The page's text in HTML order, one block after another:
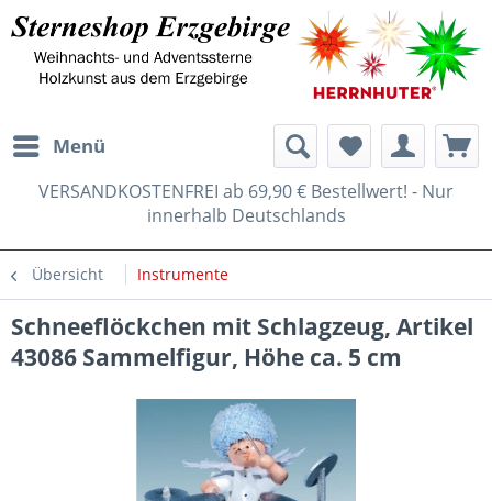
Menü
VERSANDKOSTENFREI ab 69,90 € Bestellwert! - Nur
innerhalb Deutschlands
Übersicht Instrumente
Schneeflöckchen mit Schlagzeug, Artikel
43086 Sammelfigur, Höhe ca. 5 cm